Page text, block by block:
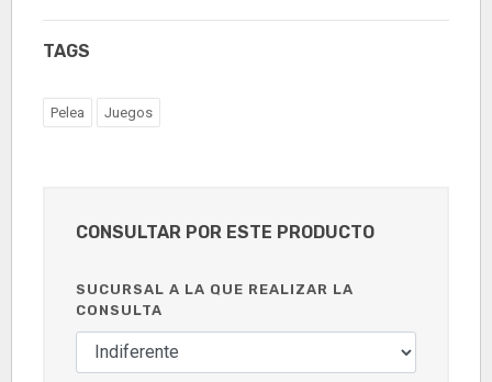
TAGS
Pelea Juegos
CONSULTAR POR ESTE PRODUCTO
SUCURSAL A LA QUE REALIZAR LA
CONSULTA